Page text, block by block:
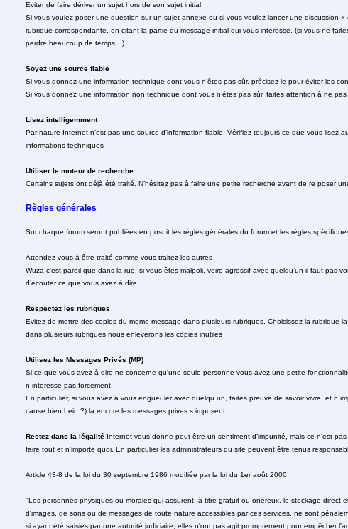
Eviter de faire dériver un sujet hors de son sujet initial.
Si vous voulez poser une question sur un sujet annexe ou si vous voulez lancer une discussion
rubrique correspondante, en citant la partie du message initial qui vous intéresse. (si vous ne
perdre beaucoup de temps…)
Soyez une source fiable
Si vous donnez une information technique dont vous n’êtes pas sûr, précisez le pour éviter les
Si vous donnez une information non technique dont vous n’êtes pas sûr, faites attention à ne pas
Lisez intelligemment
Par nature Internet n’est pas une source d’information fiable. Vérifiez toujours ce que vous lisez
informations techniques
Utiliser le moteur de recherche
Certains sujets ont déjà été traité. N’hésitez pas à faire une petite recherche avant de re poser
Règles générales
Sur chaque forum seront publiées en post it les règles générales du forum et les règles
Attendez vous à être traité comme vous traitez les autres
Wuza c’est pareil que dans la rue, si vous êtes malpoli, voire agressif avec quelqu’un il faut pas
d’écouter ce que vous avez à dire.
Respectez les rubriques
Evitez de mettre des copies du meme message dans plusieurs rubriques. Choisissez la rubrique
dans plusieurs rubriques nous enleverons les copies inutiles
Utilisez les Messages Privés (MP)
Si ce que vous avez à dire ne concerne qu’une seule personne vous avez une petite
n interesse pas forcement
En particulier, si vous avez à vous engueuler avec quelqu un, faites preuve de savoir vivre, et n
cause bien hein ?) la encore les messages prives s imposent
Restez dans la légalité Internet vous donne peut être un sentiment d’impunité, mais ce n’est
faire tout et n’importe quoi. En particulier les administrateurs du site peuvent être tenus
Article 43-8 de la loi du 30 septembre 1986 modifiée par la loi du 1er août 2000 :
"Les personnes physiques ou morales qui assurent, à titre gratuit ou onéreux, le stockage direct
d'images, de sons ou de messages de toute nature accessibles par ces services, ne sont
si ayant été saisies par une autorité judiciaire, elles n'ont pas agit promptement pour empêcher